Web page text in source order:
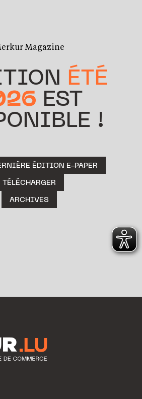
Magazine
ÉTÉ
EST
!
ÉDITION E-PAPER
TÉLÉCHARGER
ARCHIVES